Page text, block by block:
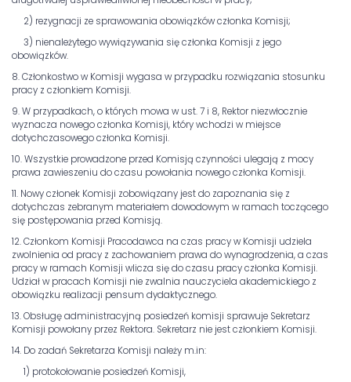
2) rezygnacji ze sprawowania obowiązków członka Komisji;
3) nienależytego wywiązywania się członka Komisji z jego
obowiązków.
8. Członkostwo w Komisji wygasa w przypadku rozwiązania stosunku
pracy z członkiem Komisji.
9. W przypadkach, o których mowa w ust. 7 i 8, Rektor niezwłocznie
wyznacza nowego członka Komisji, który wchodzi w miejsce
dotychczasowego członka Komisji.
10. Wszystkie prowadzone przed Komisją czynności ulegają z mocy
prawa zawieszeniu do czasu powołania nowego członka Komisji.
11. Nowy członek Komisji zobowiązany jest do zapoznania się z
dotychczas zebranym materiałem dowodowym w ramach toczącego
się postępowania przed Komisją.
12. Członkom Komisji Pracodawca na czas pracy w Komisji udziela
zwolnienia od pracy z zachowaniem prawa do wynagrodzenia, a czas
pracy w ramach Komisji wlicza się do czasu pracy członka Komisji.
Udział w pracach Komisji nie zwalnia nauczyciela akademickiego z
obowiązku realizacji pensum dydaktycznego.
13. Obsługę administracyjną posiedzeń komisji sprawuje Sekretarz
Komisji powołany przez Rektora. Sekretarz nie jest członkiem Komisji.
14. Do zadań Sekretarza Komisji należy m.in:
1) protokołowanie posiedzeń Komisji,